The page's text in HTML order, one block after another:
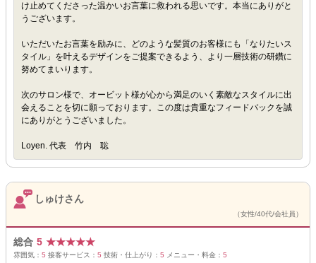
け止めてくださった温かいお言葉に救われる思いです。本当にありがと
うございます。
いただいたお言葉を励みに、どのような髪質のお客様にも「なりたいス
タイル」を叶えるデザインをご提案できるよう、より一層技術の研鑽に
努めてまいります。
次のサロン様で、オービット様が心から満足のいく素敵なスタイルに出
会えることを切に願っております。この度は貴重なフィードバックを誠
にありがとうございました。
Loyen. 代表 竹内 聡
しゅけさん
（女性/40代/会社員）
総合 5 ★★★★★
雰囲気： 5 接客サービス： 5 技術・仕上がり： 5 メニュー・料金： 5